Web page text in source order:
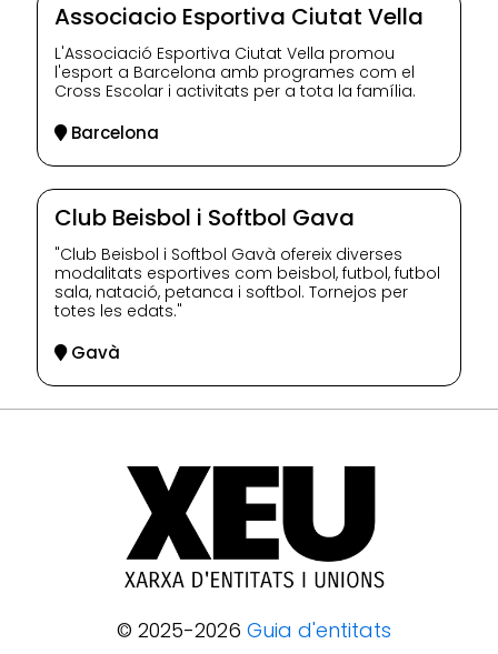
Associacio Esportiva Ciutat Vella
L'Associació Esportiva Ciutat Vella promou
l'esport a Barcelona amb programes com el
Cross Escolar i activitats per a tota la família.
Barcelona
Club Beisbol i Softbol Gava
"Club Beisbol i Softbol Gavà ofereix diverses
modalitats esportives com beisbol, futbol, futbol
sala, natació, petanca i softbol. Tornejos per
totes les edats."
Gavà
© 2025-2026 Guia d'entitats